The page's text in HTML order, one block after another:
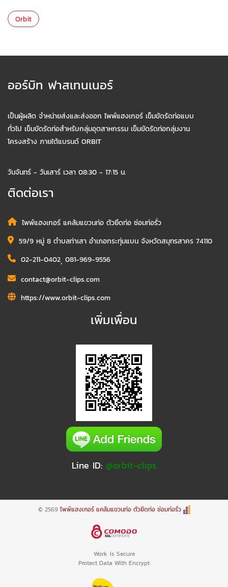
Orbit
ออร์บิท ฟาสเทนเนอร์
เป็นผู้ผลิต จำหน่ายส่งและส่งออก ไพพ์แฮงเกอร์ เข็มขัดรัดท่อแบบ
ทั่วไป เข็มขัดรัดท่อสำหรับกลุ่มอุตสาหกรรม เข็มขัดรัดท่อกลุ่มงาน
โครงสร้าง ภายใต้แบรนด์ ORBIT
วันจันทร์ - วันเสาร์ เวลา 08:30 - 17:15 น.
ติดต่อเรา
ไพพ์แฮงเกอร์ แคล้มแขวนท่อ ตัวยึดท่อ ซ่อมท่อรั่ว
59/9 หมู่ 8 ตำบลท่าเสา อำเภอกระทุ่มแบน จังหวัดสมุทรสาคร 74110
02-211-0402, 081-969-9556
contact@orbit-clips.com
https://www.orbit-clips.com
เพิ่มเพื่อน
Line ID: @orbit-clips
© 2569 ไพพ์แฮงเกอร์ แคล้มแขวนท่อ ตัวยึดท่อ ซ่อมท่อรั่ว
Work is Secure
Protect Data With Encrypt